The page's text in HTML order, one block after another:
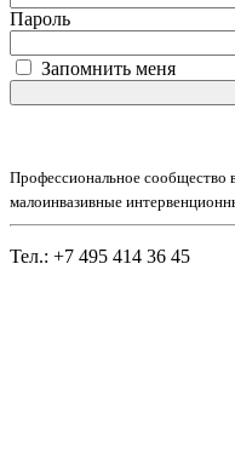
Пароль
Запомнить меня
Профессиональное
малоинвазивные
Тел.: +7 495 414 36 45